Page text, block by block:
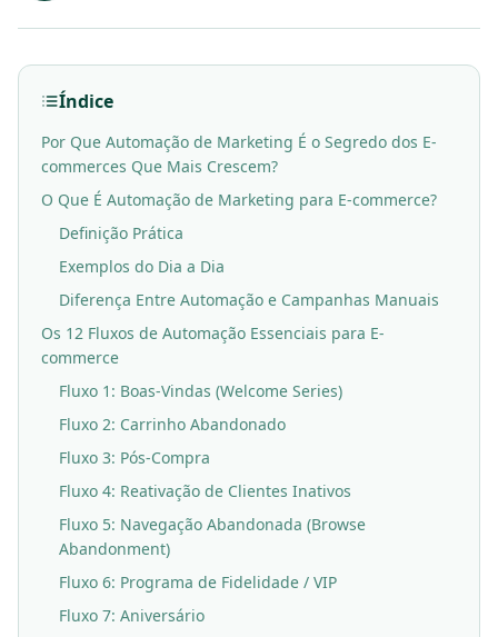
Índice
Por Que Automação de Marketing É o Segredo dos E-
commerces Que Mais Crescem?
O Que É Automação de Marketing para E-commerce?
Definição Prática
Exemplos do Dia a Dia
Diferença Entre Automação e Campanhas Manuais
Os 12 Fluxos de Automação Essenciais para E-
commerce
Fluxo 1: Boas-Vindas (Welcome Series)
Fluxo 2: Carrinho Abandonado
Fluxo 3: Pós-Compra
Fluxo 4: Reativação de Clientes Inativos
Fluxo 5: Navegação Abandonada (Browse
Abandonment)
Fluxo 6: Programa de Fidelidade / VIP
Fluxo 7: Aniversário